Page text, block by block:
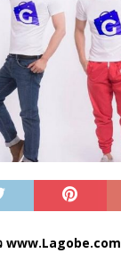
www.Lagobe.com